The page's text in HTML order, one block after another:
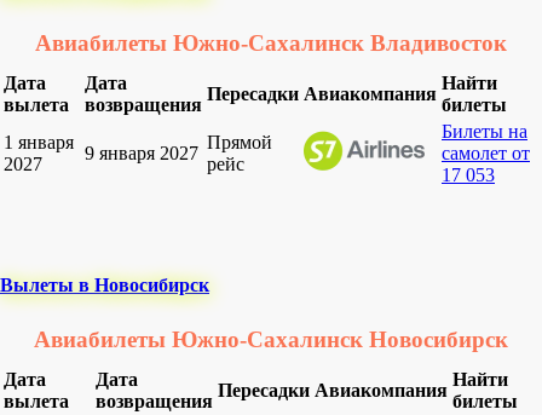
Авиабилеты Южно-Сахалинск Владивосток
Дата
вылета
Дата
возвращения
Пересадки Авиакомпания
Найти
билеты
1 января
2027
9 января 2027
Прямой
рейс
Билеты на
самолет от
17 053
Вылеты в Новосибирск
Авиабилеты Южно-Сахалинск Новосибирск
Дата
вылета
Дата
возвращения
Пересадки Авиакомпания
Найти
билеты